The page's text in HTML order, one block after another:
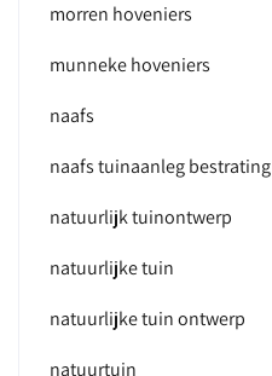
morren hoveniers
munneke hoveniers
naafs
naafs tuinaanleg bestrating
natuurlijk tuinontwerp
natuurlijke tuin
natuurlijke tuin ontwerp
natuurtuin